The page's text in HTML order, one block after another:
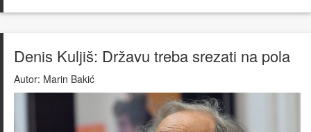
Denis Kuljiš: Državu treba srezati na pola
Autor: Marin Bakić